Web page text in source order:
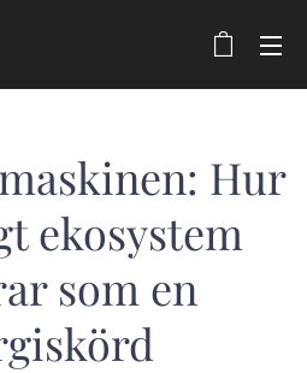
Hur
ekosystem
som en